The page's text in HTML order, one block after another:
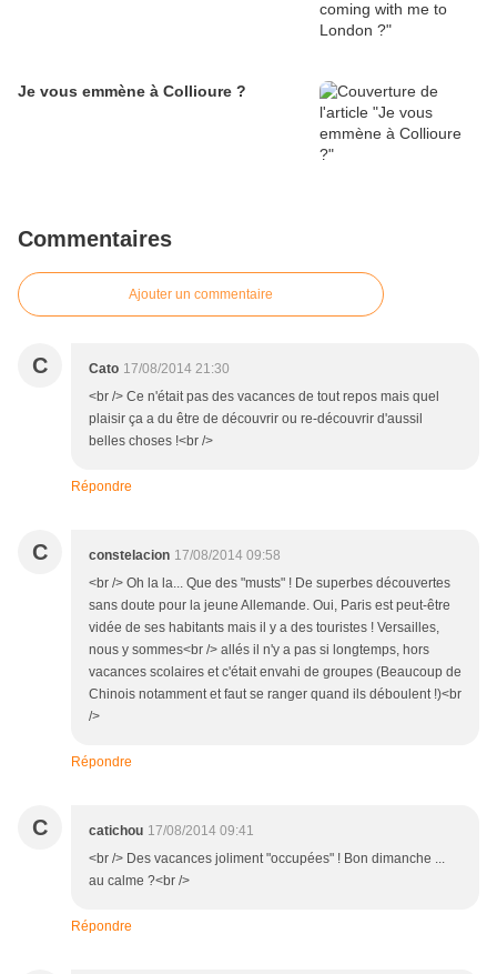
Je vous emmène à Collioure ?
Commentaires
Ajouter un commentaire
C Cato 17/08/2014 21:30
<br /> Ce n'était pas des vacances de tout repos mais quel
plaisir ça a du être de découvrir ou re-découvrir d'aussil
belles choses !<br />
Répondre
C constelacion 17/08/2014 09:58
<br /> Oh la la... Que des "musts" ! De superbes découvertes
sans doute pour la jeune Allemande. Oui, Paris est peut-être
vidée de ses habitants mais il y a des touristes ! Versailles,
nous y sommes<br /> allés il n'y a pas si longtemps, hors
vacances scolaires et c'était envahi de groupes (Beaucoup de
Chinois notamment et faut se ranger quand ils déboulent !)<br
/>
Répondre
C catichou 17/08/2014 09:41
<br /> Des vacances joliment "occupées" ! Bon dimanche ...
au calme ?<br />
Répondre